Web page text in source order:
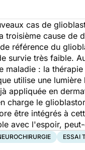
cas de
troisième cause de
référence du
survie très faible.
maladie : la
utilise une
appliquée en
charge le
être intégrés à
avec l'espoir,
ESSAI